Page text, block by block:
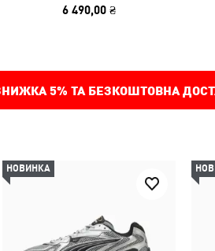
6 490,00 ₴
5% ТА БЕЗКОШТОВНА
НОВИНКА